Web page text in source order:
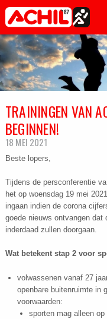
Atletiekvereniging Achil
'87 Hilvarenbeek
Home
Achil
op
Facebook
TRAININGEN VAN
BEGINNEN!
18 MEI 2021
Beste lopers,
Tijdens de persconferentie
het op woensdag 19 mei
ingaan indien de corona
goede nieuws ontvangen
inderdaad zullen doorgaan.
Wat betekent stap 2 voor
volwassenen vanaf 27
openbare buitenruimte in
voorwaarden:
sporten mag alleen op